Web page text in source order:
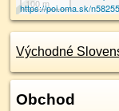
100 m
https://poi.oma.sk/
Východné
Obchod